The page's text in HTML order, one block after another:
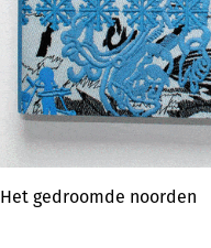
Het gedroomde noorden